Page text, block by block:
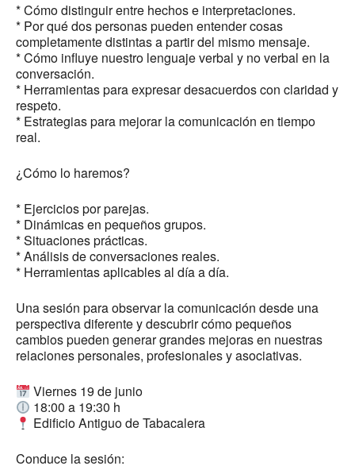
* Cómo distinguir entre hechos e interpretaciones.
* Por qué dos personas pueden entender cosas
completamente distintas a partir del mismo mensaje.
* Cómo influye nuestro lenguaje verbal y no verbal en la
conversación.
* Herramientas para expresar desacuerdos con claridad y
respeto.
* Estrategias para mejorar la comunicación en tiempo
real.
¿Cómo lo haremos?
* Ejercicios por parejas.
* Dinámicas en pequeños grupos.
* Situaciones prácticas.
* Análisis de conversaciones reales.
* Herramientas aplicables al día a día.
Una sesión para observar la comunicación desde una
perspectiva diferente y descubrir cómo pequeños
cambios pueden generar grandes mejoras en nuestras
relaciones personales, profesionales y asociativas.
Viernes 19 de junio
18:00 a 19:30 h
Edificio Antiguo de Tabacalera
Conduce la sesión: